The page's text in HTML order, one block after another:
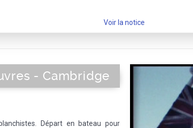
Voir la notice
- Cambridge
Départ en bateau pour